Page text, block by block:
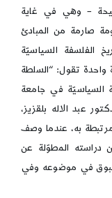
– وهي في غاية
صارمة من المبادئ
الفلسفة السياسيّة
واحدة تقول: “السلطة
السياسيّة في جامعة
عبد الاله بلقزيز،
به، عندما وصف
دراسته المطوّلة عن
في موضوعه وفي